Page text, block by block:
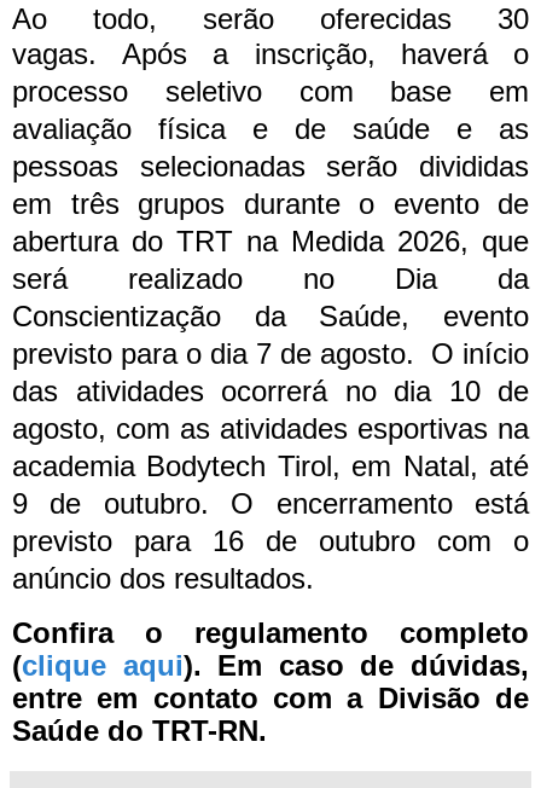
Ao todo, serão oferecidas 30
vagas.Após a inscrição, haverá o
processo seletivo com base em
avaliação física e de saúde e as
pessoas selecionadas serão divididas
em três grupos durante o evento de
abertura do TRT na Medida 2026, que
será realizado no Dia da
Conscientização da Saúde, evento
previsto para o dia 7 de agosto. O início
das atividades ocorrerá no dia 10 de
agosto, com as atividades esportivas na
academia Bodytech Tirol, em Natal, até
9 de outubro. O encerramento está
previsto para 16 de outubro com o
anúncio dos resultados.
Confira o regulamento completo
(clique aqui). Em caso de dúvidas,
entre em contato com a Divisão de
Saúde do TRT-RN.